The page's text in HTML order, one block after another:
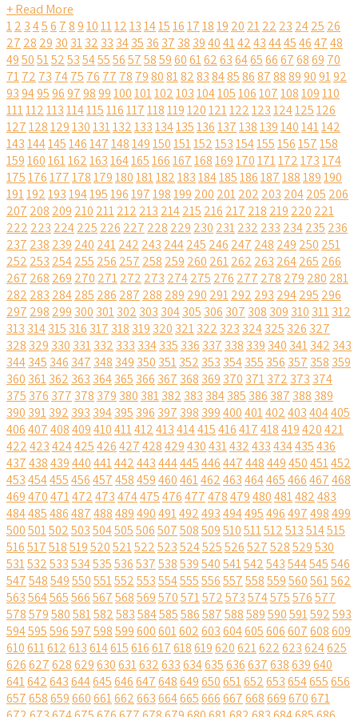
+ Read More
12 3456 78910111213141516171819 20 2122 23 2425 26
27 28 29 30 3132 33 3435 36 37 38 39404142434445464748
495051525354555657585960616263646566676869 70
7172 73 7475 76 77 78 7980818283848586878889909192
93949596979899100101102103104105106107108109110
111112113114115116117118119120121122123124125126
127128129130131132133134135136137138139140141142
143144145146147148149150151152153154155156157158
159160161162163164165166167168169170171172173174
175176177178179180181182183184185186187188189190
191192193194195196197198199 200 201202 203 204205 206
207 208 209 210 211212 213 214215 216 217 218 219 220 221
222 223 224225 226 227 228 229 230 231232 233 234235 236
237 238 239 240 241242 243 244245 246 247 248 249 250 251
252 253 254255 256 257 258 259 260 261262 263 264265 266
267 268 269 270 271272 273 274275 276 277 278 279 280 281
282 283 284285 286 287 288 289 290 291292 293 294295 296
297 298 299 300 301302 303 304305 306 307 308 309 310 311312
313 314315 316 317 318 319 320 321322 323 324325 326 327
328 329 330 331332 333 334335 336 337 338 339 340 341342 343
344345 346 347 348 349 350 351352 353 354355 356 357 358 359
360 361362 363 364365 366 367 368 369 370 371372 373 374
375 376 377 378 379 380 381382 383 384385 386 387 388 389
390 391392 393 394395 396 397 398 399400401402403404405
406407408409410411412413414415416417418419420421
422423424425426427428429430431432433434435436
437438439440441442443444445446447448449450451452
453454455456457458459460461462463464465466467468
469470471472473474475476477478479480481482483
484485486487488489490491492493494495496497498499
500501502503504505506507508509510511512513514515
516517518519520521522523524525526527528529530
531532533534535536537538539540541542543544545546
547548549550551552553554555556557558559560561562
563564565566567568569570571572573574575576577
578579580581582583584585586587588589590591592593
594595596597598599600601602603604605606607608609
610611612613614615616617618619620621622623624625
626627628629630631632633634635636637638639640
641642643644645646647648649650651652653654655656
657658659660661662663664665666667668669670671